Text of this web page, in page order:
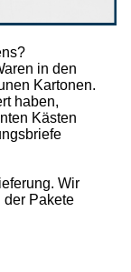
in den
Kartonen.
haben,
Kästen
Wir
der Pakete